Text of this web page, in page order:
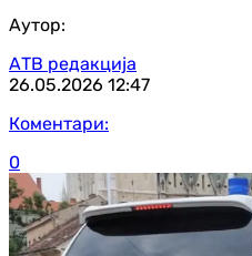
Аутор:
АТВ редакција
26.05.2026 12:47
Коментари:
0